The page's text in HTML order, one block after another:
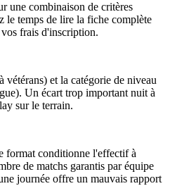
une combinaison de critères
le temps de lire la fiche complète
frais d'inscription.
et la catégorie de niveau
Un écart trop important nuit à
sur le terrain.
format conditionne l'effectif à
de matchs garantis par équipe
journée offre un mauvais rapport